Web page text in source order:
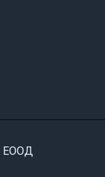
ЕООД